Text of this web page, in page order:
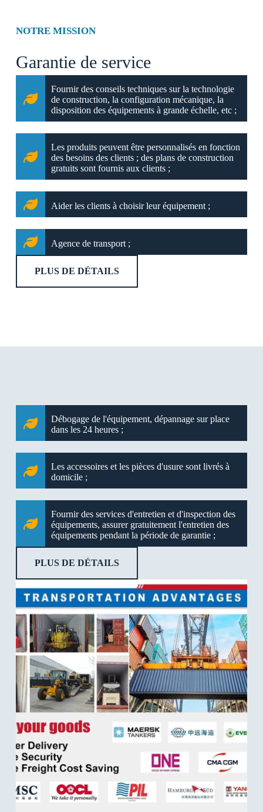
NOTRE MISSION
Garantie de service
Fournir des conseils techniques sur la technologie
de construction, la configuration mécanique, la
disposition des équipements à grande échelle, etc ;
Les produits peuvent être personnalisés en fonction
des besoins des clients ; des plans de construction
gratuits sont fournis aux clients ;
Aider les clients à choisir leur équipement ;
Agence de transport ;
PLUS DE DÉTAILS
Débogage de l'équipement, dépannage sur place
dans les 24 heures ;
Les accessoires et les pièces d'usure sont livrés à
domicile ;
Fournir des services d'entretien et d'inspection des
équipements, assurer gratuitement l'entretien des
équipements pendant la période de garantie ;
PLUS DE DÉTAILS